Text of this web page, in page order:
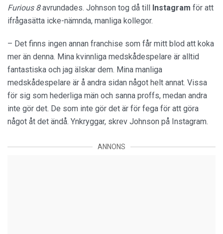
Furious 8avrundades. Johnson tog då till Instagram för att
ifrågasätta icke-nämnda, manliga kollegor.
– Det finns ingen annan franchise som får mitt blod att koka
mer än denna. Mina kvinnliga medskådespelare är alltid
fantastiska och jag älskar dem. Mina manliga
medskådespelare är å andra sidan något helt annat. Vissa
för sig som hederliga män och sanna proffs, medan andra
inte gör det. De som inte gör det är för fega för att göra
något åt det ändå. Ynkryggar, skrev Johnson på Instagram.
ANNONS